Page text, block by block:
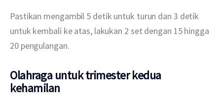
Pastikan mengambil 5 detik untuk turun dan 3 detik
untuk kembali ke atas, lakukan 2 set dengan 15 hingga
20 pengulangan.
Olahraga untuk trimester kedua
kehamilan